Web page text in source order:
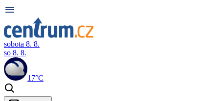
sobota 8. 8.
so 8. 8.
17°C